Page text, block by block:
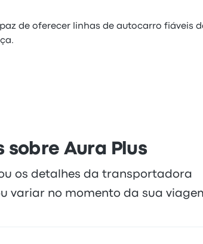
de oferecer linhas de autocarro fiáveis
sobre Aura Plus
os detalhes da transportadora
variar no momento da sua